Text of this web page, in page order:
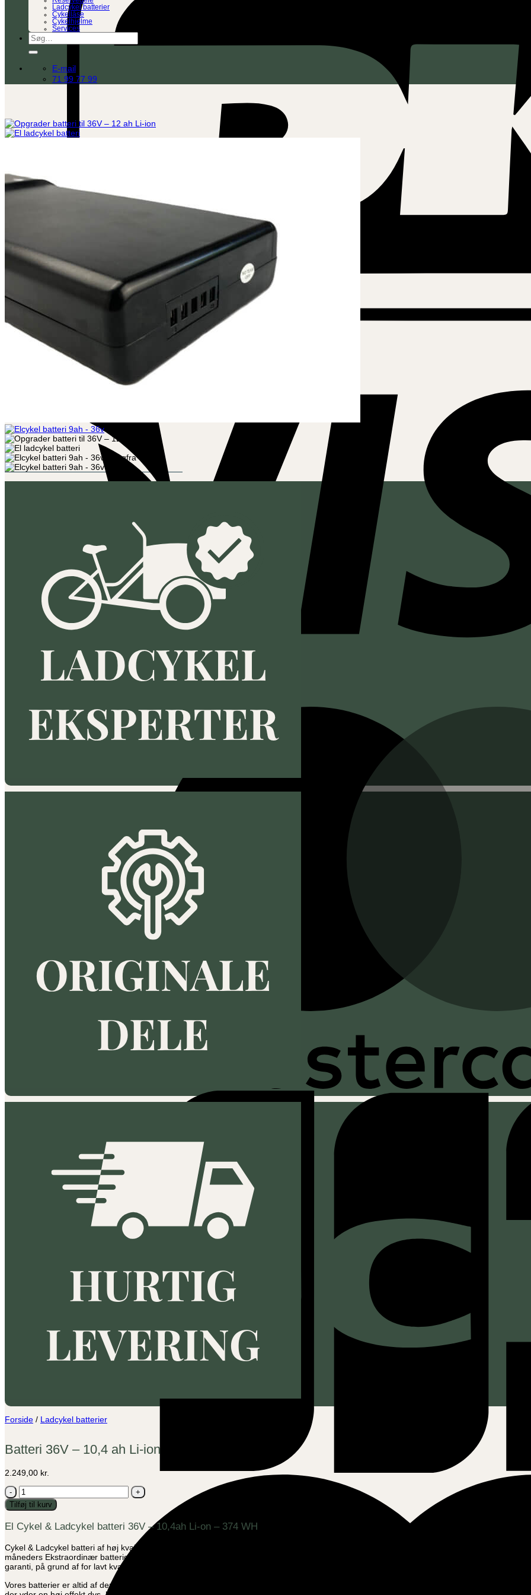
Ladcykel batterier
Cykellåse
Cykelhjelme
Services
Søg
efter:
E-mail
71 99 77 99
Forside / Ladcykel batterier
Batteri 36V – 10,4 ah Li-ion
2.249,00 kr.
Batteri
36V
-
ah
ion
antal
Tilføj til kurv
El Cykel & Ladcykel batteri 36V – 10,4ah Li-on – 374 WH
Cykel & Ladcykel batteri af høj kvalitets 36V – 10,4ah Lithium batteri med CE godkendelse passer til alle vores el modeller og mange
måneders Ekstraordinær batterigaranti, som tillæg indenfor de 2 år reklamationsret.Garantien er et udtryk for vores høje kvalitet niveau på
garanti, på grund af for lavt kvalitetsniveau i battericellerne. Vi anvender kun mærkevare celler fra f.eks. Samsung, LG, Sanik eller lign.
Vores batterier er altid af den højeste kvalitet. Vi udvælger nøje battericelle leverandørerne ud fra den holdning at batterier købt hos os